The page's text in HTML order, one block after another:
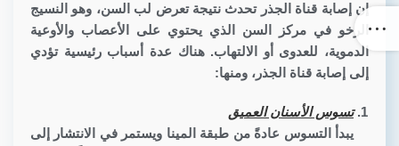
إن إصابة قناة الجذر تحدث نتيجة تعرض لب السن، وهو النسيج
الرخو في مركز السن الذي يحتوي على الأعصاب والأوعية
الدموية، للعدوى أو الالتهاب. هناك عدة أسباب رئيسية تؤدي
إلى إصابة قناة الجذر، ومنها:
تسوس الأسنان العميق
يبدأ التسوس عادةً من طبقة المينا ويستمر في الانتشار إلى